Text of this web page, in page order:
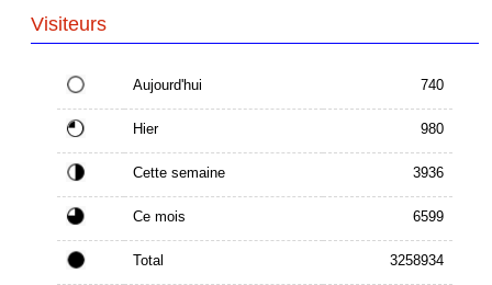
Visiteurs
Aujourd'hui 740
Hier 980
Cette semaine 3936
Ce mois 6599
Total 3258934